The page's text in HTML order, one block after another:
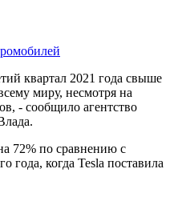
квартал 2021 года свыше
миру, несмотря на
- сообщило агентство
72% по сравнению с
года, когда Tesla поставила